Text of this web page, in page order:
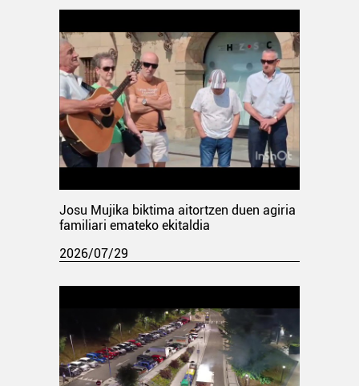
Josu Mujika biktima aitortzen duen agiria
familiari emateko ekitaldia
2026/07/29